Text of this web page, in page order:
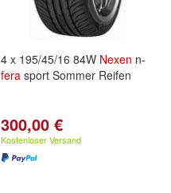
4 x 195/45/16 84W Nexen n-
fera sport Sommer Reifen
300,00 €
Kostenloser Versand